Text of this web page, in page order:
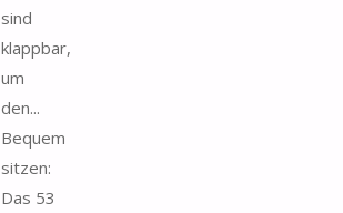
sind
klappbar,
um
den...
Bequem
sitzen:
Das 53